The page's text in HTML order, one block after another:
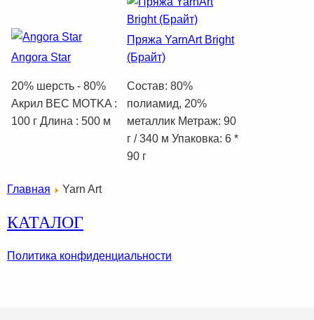
Angora Star
20% шерсть - 80%
Акрил BEC MOTKA :
100 г Длина : 500 м
Пряжа YarnArt Bright
(Брайт)
Состав: 80%
полиамид, 20%
металлик Метраж: 90
г / 340 м Упаковка: 6 *
90 г
Главная Yarn Art
КАТАЛОГ
Политика конфиденциальности